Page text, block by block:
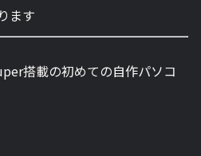
ます
搭載の初めての自作パソコ